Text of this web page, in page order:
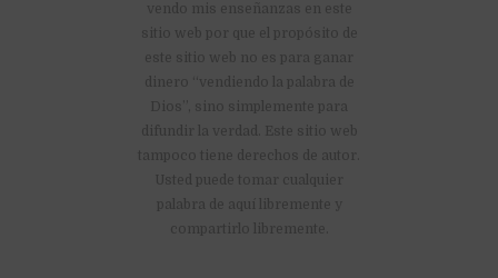
vendo mis enseñanzas en este
sitio web por que el propósito de
este sitio web no es para ganar
dinero “vendiendo la palabra de
Dios”, sino simplemente para
difundir la verdad. Este sitio web
tampoco tiene derechos de autor.
Usted puede tomar cualquier
palabra de aquí libremente y
compartirlo libremente.